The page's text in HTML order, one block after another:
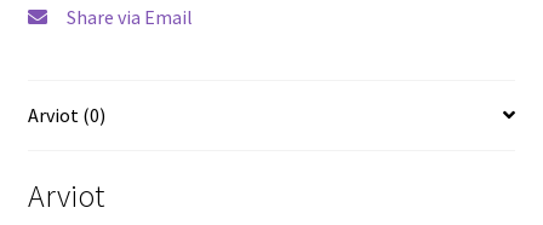
Share via Email
Arviot (0)
Arviot